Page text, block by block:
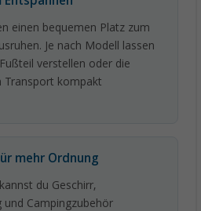
einen bequemen Platz zum
Je nach Modell lassen
verstellen oder die
Transport kompakt
mehr Ordnung
du Geschirr,
und Campingzubehör